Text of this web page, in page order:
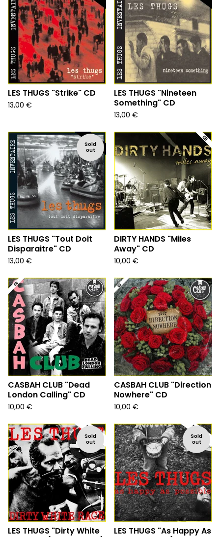
LES THUGS "Strike" CD
13,00 €
LES THUGS "Nineteen
Something" CD
13,00 €
Sold
out
LES THUGS "Tout Doit
Disparaitre" CD
13,00 €
DIRTY HANDS "Miles
Away" CD
10,00 €
CASBAH CLUB "Dead
London Calling" CD
10,00 €
CASBAH CLUB "Direction
Nowhere" CD
10,00 €
Sold
out
LES THUGS "Dirty White
Sold
out
LES THUGS "As Happy As